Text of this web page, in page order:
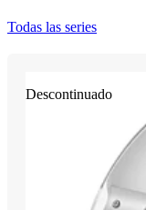
Todas las series
Descontinuado